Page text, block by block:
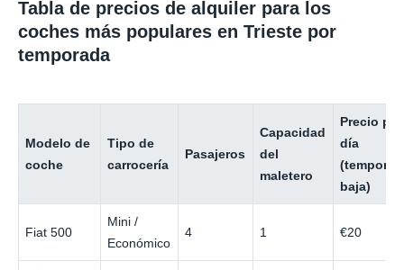
Tabla de precios de alquiler para los
coches más populares en Trieste por
temporada
Modelo de
coche
Tipo de
carrocería
Pasajeros
Capacidad
del
maletero
Precio por
día
baja)
Fiat 500
Mini /
Económico
4 1 €20